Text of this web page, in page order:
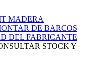
MADERA
DE BARCOS
DEL FABRICANTE
STOCK Y